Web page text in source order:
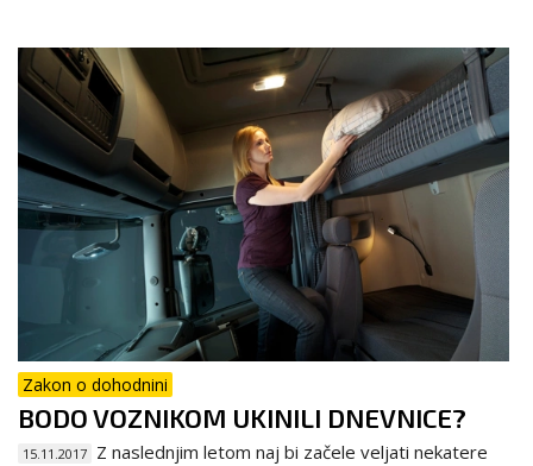
Zakon o dohodnini
BODO VOZNIKOM UKINILI DNEVNICE?
15.11.2017 Z naslednjim letom naj bi začele veljati nekatere